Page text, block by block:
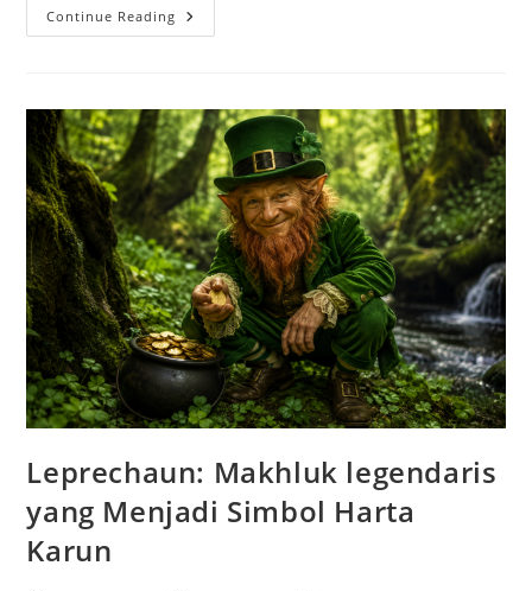
Continue Reading Golem:
Makhluk
Menjaga
Kekuasaan
Leprechaun: Makhluk legendaris
yang Menjadi Simbol Harta
Karun